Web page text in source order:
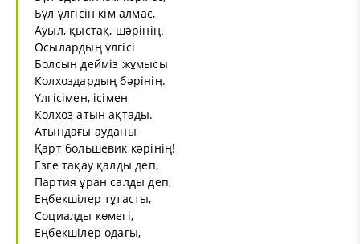
Бұл үлгісін кім алмас,
Ауыл, қыстақ, шәрінің.
Осылардың үлгісі
Болсын дейміз жұмысы
Колхоздардың бәрінің.
Үлгісімен, ісімен
Колхоз атын ақтады.
Атындағы ауданы
Қарт большевик кәрінің!
Eзгe тақау қалды деп,
Партия ұран салды деп,
Еңбекшілер тұтасты,
Социалды көмегі,
Еңбекшілер одағы,